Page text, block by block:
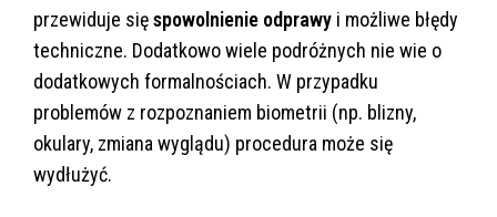
przewiduje sięspowolnienie odprawy i możliwe błędy
techniczne. Dodatkowo wiele podróżnych nie wie o
dodatkowych formalnościach. W przypadku
problemów z rozpoznaniem biometrii (np. blizny,
okulary, zmiana wyglądu) procedura może się
wydłużyć.